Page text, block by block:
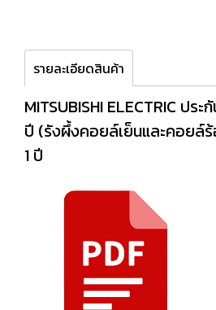
รายละเอียดสินค้า
MITSUBISHI ELECTRIC ปร
ปี (รังผึ้งคอยล์เย็นและคอยล์
1 ปี